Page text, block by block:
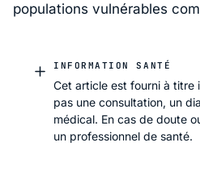
populations vulnérables
INFORMATION SANTÉ
Cet article est fourni à titre
pas une consultation, un
médical. En cas de doute
un professionnel de santé.